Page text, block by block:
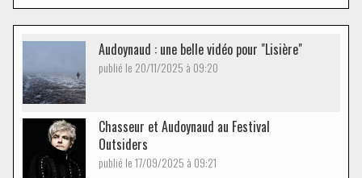
Audoynaud : une belle vidéo pour "Lisière"
publié le 20/11/2025 à 09:20
Chasseur et Audoynaud au Festival
Outsiders
publié le 17/09/2025 à 09:21